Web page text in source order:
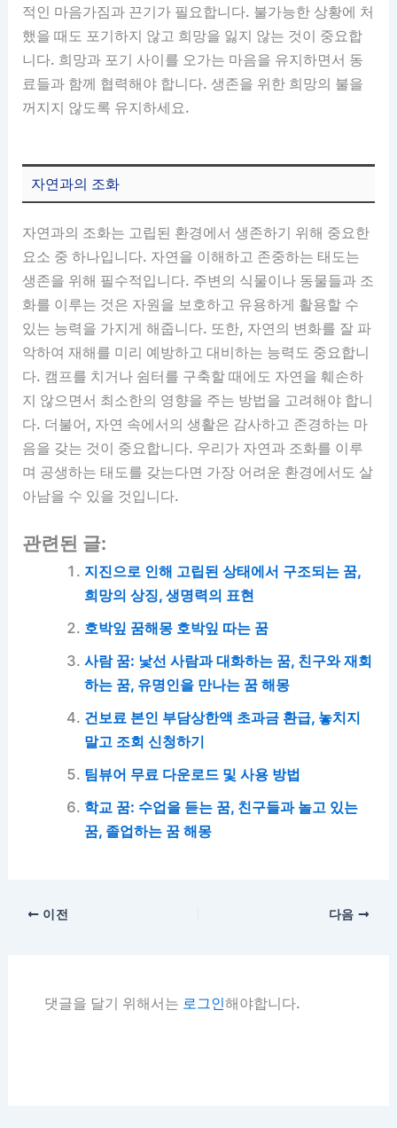
적인 마음가짐과 끈기가 필요합니다. 불가능한 상황에 처
했을 때도 포기하지 않고 희망을 잃지 않는 것이 중요합
니다. 희망과 포기 사이를 오가는 마음을 유지하면서 동
료들과 함께 협력해야 합니다. 생존을 위한 희망의 불을
꺼지지 않도록 유지하세요.
자연과의 조화
자연과의 조화는 고립된 환경에서 생존하기 위해 중요한
요소 중 하나입니다. 자연을 이해하고 존중하는 태도는
생존을 위해 필수적입니다. 주변의 식물이나 동물들과 조
화를 이루는 것은 자원을 보호하고 유용하게 활용할 수
있는 능력을 가지게 해줍니다. 또한, 자연의 변화를 잘 파
악하여 재해를 미리 예방하고 대비하는 능력도 중요합니
다. 캠프를 치거나 쉼터를 구축할 때에도 자연을 훼손하
지 않으면서 최소한의 영향을 주는 방법을 고려해야 합니
다. 더불어, 자연 속에서의 생활은 감사하고 존경하는 마
음을 갖는 것이 중요합니다. 우리가 자연과 조화를 이루
며 공생하는 태도를 갖는다면 가장 어려운 환경에서도 살
아남을 수 있을 것입니다.
관련된 글:
지진으로 인해 고립된 상태에서 구조되는 꿈,
희망의 상징, 생명력의 표현
호박잎 꿈해몽 호박잎 따는 꿈
사람 꿈: 낯선 사람과 대화하는 꿈, 친구와 재회
하는 꿈, 유명인을 만나는 꿈 해몽
건보료 본인 부담상한액 초과금 환급, 놓치지
말고 조회 신청하기
팀뷰어 무료 다운로드 및 사용 방법
학교 꿈: 수업을 듣는 꿈, 친구들과 놀고 있는
꿈, 졸업하는 꿈 해몽
이전 다음
댓글을 달기 위해서는 로그인해야합니다.